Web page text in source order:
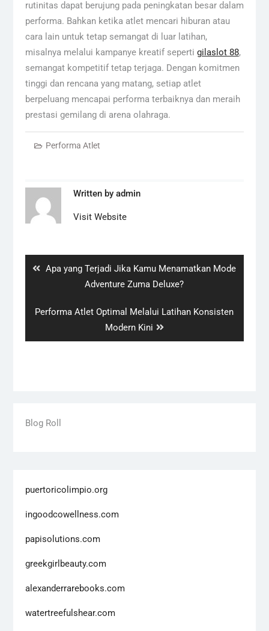
rutinitas dapat berujung pada peningkatan besar dalam
performa. Bahkan ketika atlet mencari hiburan atau
cara lain untuk tetap semangat di luar latihan,
misalnya melalui kampanye kreatif seperti gilaslot 88,
semangat kompetitif tetap terjaga. Dengan komitmen
tinggi dan rencana yang matang, setiap atlet
berpeluang mencapai performa terbaiknya dan meraih
prestasi gemilang di arena olahraga.
Performa Atlet
Written by admin
Visit Website
Previous
Apa yang Terjadi Jika Kamu Menamatkan Mode
Adventure Zuma Deluxe?
Next
Performa Atlet Optimal Melalui Latihan Konsisten
Modern Kini
Blog Roll
puertoricolimpio.org
ingoodcowellness.com
papisolutions.com
greekgirlbeauty.com
alexanderrarebooks.com
watertreefulshear.com